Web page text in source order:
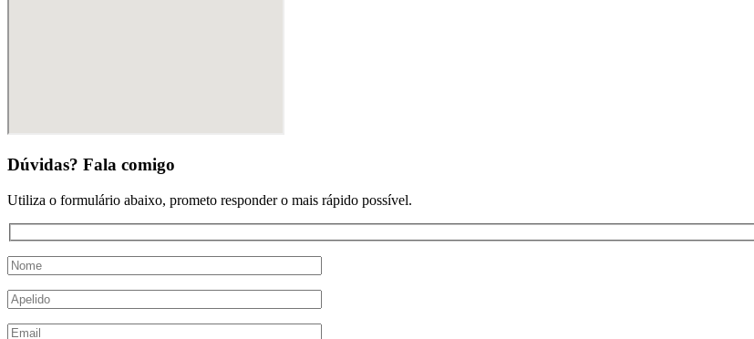
Dúvidas? Fala comigo
Utiliza o formulário abaixo, prometo responder o mais rápido possível.